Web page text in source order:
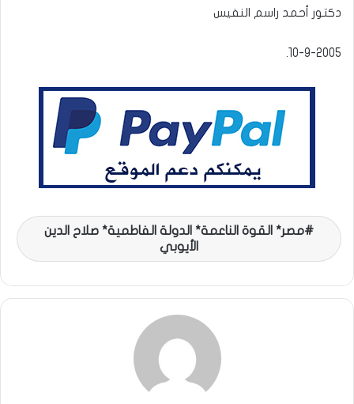
دكتور أحمد راسم النفيس
10-9-2005.
مصر* القوة الناعمة* الدولة الفاطمية* صلاح الدين
الأيوبي